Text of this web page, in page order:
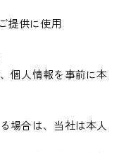
提供に使用
個人情報を事前に本
場合は、当社は本人